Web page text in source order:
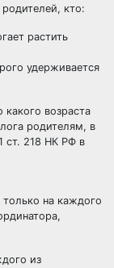
кто:
растить
удерживается
возраста
родителям, в
ст. 218 НК РФ в
на каждого
из